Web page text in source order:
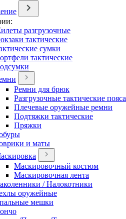
разгрузочные
тактические
сумки
тактические
Ремни для брюк
Разгрузочные тактические пояса
Плечевые оружейные ремни
Подтяжки тактические
Пряжки
и маты
Маскировочный костюм
Маскировочная лента
/ Налокотники
оружейные
мешки